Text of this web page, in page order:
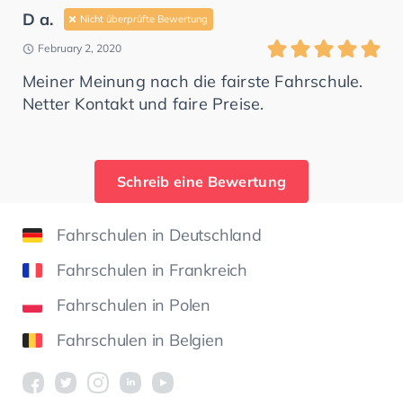
D a. Nicht überprüfte Bewertung
February 2, 2020
Meiner Meinung nach die fairste Fahrschule.
Netter Kontakt und faire Preise.
Schreib eine Bewertung
Fahrschulen in Deutschland
Fahrschulen in Frankreich
Fahrschulen in Polen
Fahrschulen in Belgien